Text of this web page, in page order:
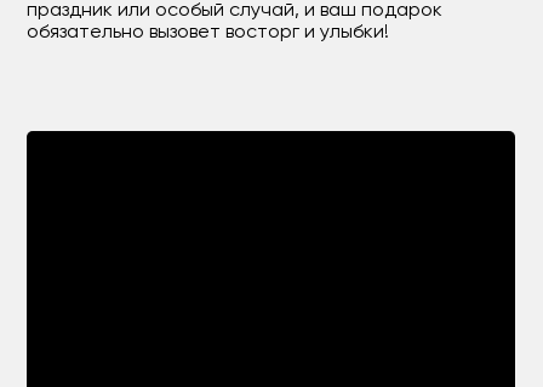
праздник или особый случай, и ваш подарок
обязательно вызовет восторг и улыбки!